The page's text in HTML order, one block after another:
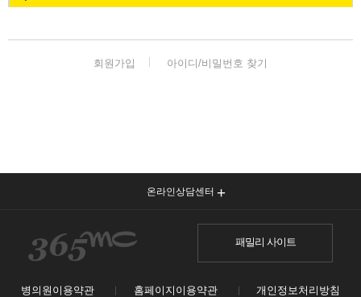
회원가입 아이디/비밀번호 찾기
온라인상담센터
패밀리 사이트
병의원이용약관 홈페이지이용약관 개인정보처리방침